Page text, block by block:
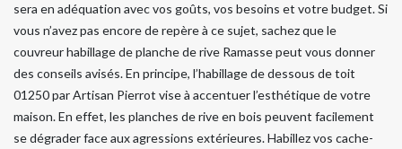
sera en adéquation avec vos goûts, vos besoins et votre budget. Si
vous n’avez pas encore de repère à ce sujet, sachez que le
couvreur habillage de planche de rive Ramasse peut vous donner
des conseils avisés. En principe, l’habillage de dessous de toit
01250 par Artisan Pierrot vise à accentuer l’esthétique de votre
maison. En effet, les planches de rive en bois peuvent facilement
se dégrader face aux agressions extérieures. Habillez vos cache-